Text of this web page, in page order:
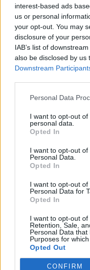
interest-based ads
us or personal
your opt-out. You may
disclosure of your
IAB’s list of
also be disclosed by us
Downstream
Personal Data
I want to opt-out
personal data.
Opted In
I want to opt-out
Personal Data.
Opted In
I want to opt-out
Personal Data for
Opted In
I want to opt-out of
Retention, Sale,
Personal Data
Purposes for
Opted Out
CONFIRM
Fonte:
Il materiale (testo, foto e video)
Alcune foto (screenshot) ed
da internet, in quanto arrivati alla
stampa con immagini e testi
di pubblico dominio. Se i soggetti
redazione@napolimagazine.com